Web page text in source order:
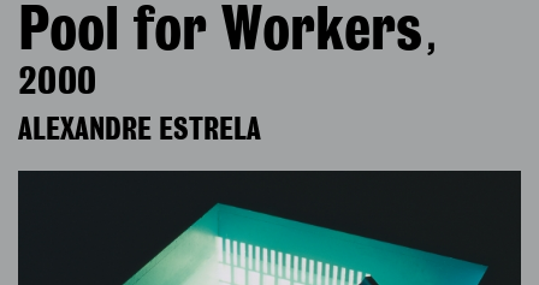
Pool for Workers ,
2000
ALEXANDRE ESTRELA